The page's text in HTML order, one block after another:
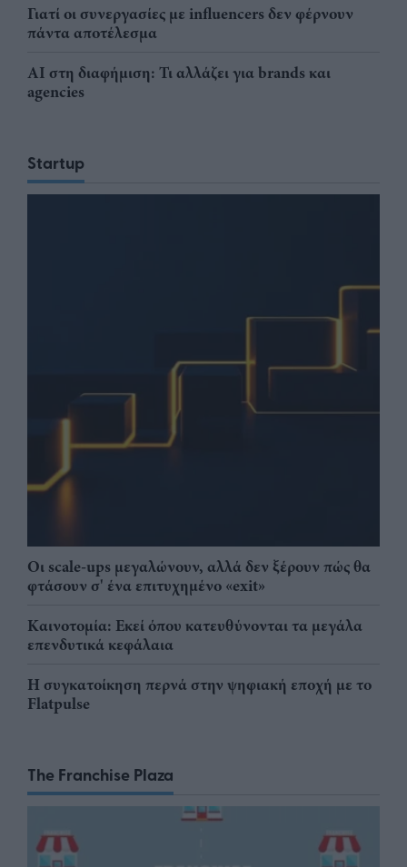
Γιατί οι συνεργασίες με influencers δεν φέρνουν
πάντα αποτέλεσμα
AI στη διαφήμιση: Τι αλλάζει για brands και
agencies
Startup
Οι scale-ups μεγαλώνουν, αλλά δεν ξέρουν πώς θα
φτάσουν σ' ένα επιτυχημένο «exit»
Καινοτομία: Εκεί όπου κατευθύνονται τα μεγάλα
επενδυτικά κεφάλαια
Η συγκατοίκηση περνά στην ψηφιακή εποχή με το
Flatpulse
The Franchise Plaza